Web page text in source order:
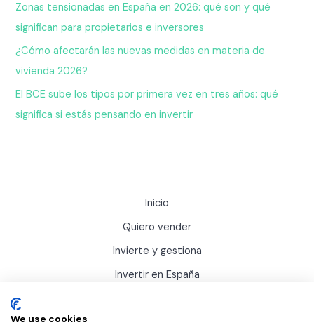
Zonas tensionadas en España en 2026: qué son y qué
significan para propietarios e inversores
¿Cómo afectarán las nuevas medidas en materia de
vivienda 2026?
El BCE sube los tipos por primera vez en tres años: qué
significa si estás pensando en invertir
Inicio
Quiero vender
Invierte y gestiona
Invertir en España
We use cookies